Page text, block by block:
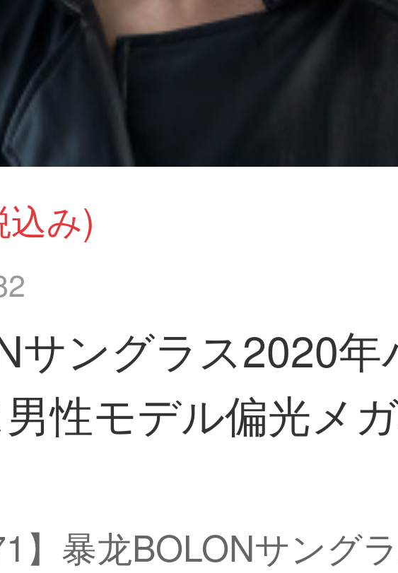
込み)
サングラス2020
性モデル偏光メ
】暴龙BOLONサング